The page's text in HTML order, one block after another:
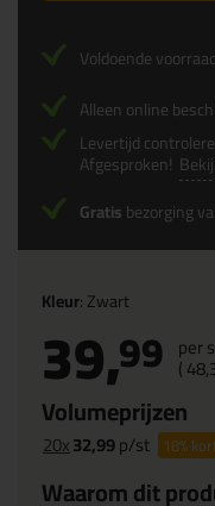
Kleur: Zwart
39,99 per
(48,
Volumeprijzen
20x32,99p/st 18%
Waarom dit
Voldoende voorraad
Alleen online
Levertijd
Afgesproken!
Gratisbezorging